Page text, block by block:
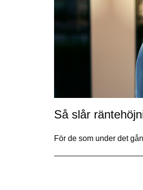
Så slår
För de som under det